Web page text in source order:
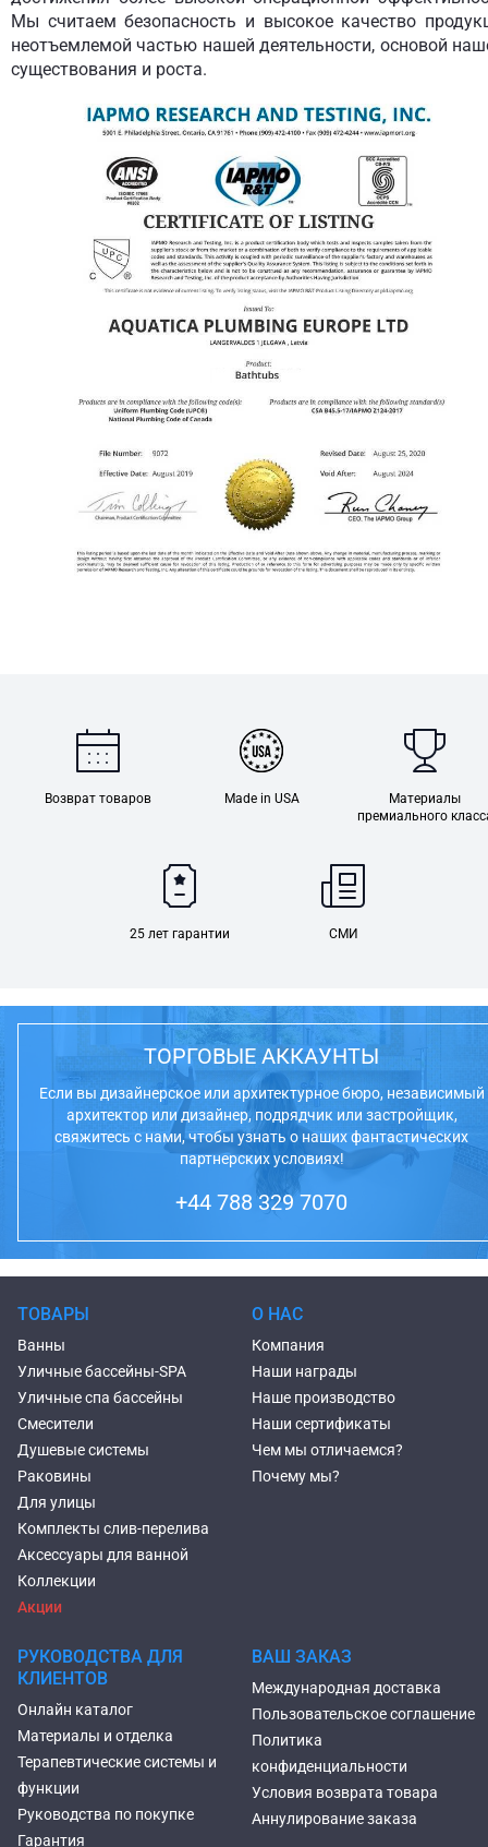
Мы считаем безопасность и высокое качество
неотъемлемой частью нашей деятельности, основой
существования и роста.​
Возврат товаров Made in USA
Материалы
премиального
25 лет гарантии СМИ
ТОРГОВЫЕ АККАУНТЫ
Если вы дизайнерское или архитектурное бюро, независимый
архитектор или дизайнер, подрядчик или застройщик,
свяжитесь с нами, чтобы узнать о наших фантастических
партнерских условиях!
+44 788 329 7070
ТОВАРЫ
Ванны
Уличные бассейны-SPA
Уличные спа бассейны
Смесители
Душевые системы
Раковины
Для улицы
Комплекты слив-перелива
Аксессуары для ванной
Коллекции
Акции
О НАС
Компания
Наши награды
Наше производство
Наши сертификаты
Чем мы отличаемся?
Почему мы?
РУКОВОДСТВА ДЛЯ
КЛИЕНТОВ
Онлайн каталог
Материалы и отделка
Терапевтические системы и
функции
Руководства по покупке
Гарантия
ВАШ ЗАКАЗ
Международная доставка
Пользовательское соглашение
Политика
конфиденциальности
Условия возврата товара
Аннулирование заказа